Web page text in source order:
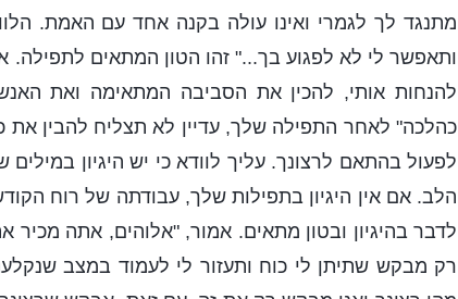
מתנגד לך לגמרי ואינו עולה בקנה אחד עם האמת.
ותאפשר לי לא לפגוע בך..." זהו הטון המתאים
להנחות אותי, להכין את הסביבה המתאימה ואת
כהלכה" לאחר התפילה שלך, עדיין לא תצליח להבין
לפעול בהתאם לרצונך. עליך לוודא כי יש היגיון
הלב. אם אין היגיון בתפילות שלך, עבודתה של רוח
לדבר בהיגיון ובטון מתאים. אמור, "אלוהים, אתה מכיר
רק מבקש שתיתן לי כוח ותעזור לי לעמוד במצב